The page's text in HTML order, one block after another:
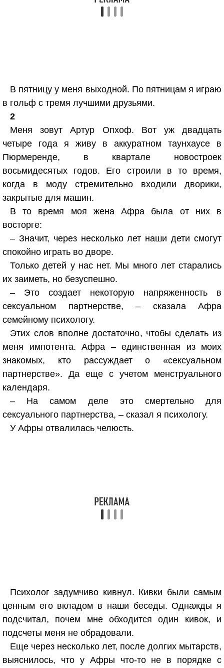
В пятницу у меня выходной. По пятницам я играю
в гольф с тремя лучшими друзьями.
2
Меня зовут Артур Опхоф. Вот уж двадцать
четыре года я живу в аккуратном таунхаусе в
Пюрмеренде, в квартале новостроек
восьмидесятых годов. Его строили в то время,
когда в моду стремительно входили дворики,
закрытые для машин.
В то время моя жена Афра была от них в
восторге:
– Значит, через несколько лет наши дети смогут
спокойно играть во дворе.
Только детей у нас нет. Мы много лет старались
их заиметь, но безуспешно.
– Это создает некоторую напряженность в
сексуальном партнерстве, – сказала Афра
семейному психологу.
Этих слов вполне достаточно, чтобы сделать из
меня импотента. Афра – единственная из моих
знакомых, кто рассуждает о «сексуальном
партнерстве». Да еще с учетом менструального
календаря.
– На самом деле это смертельно для
сексуального партнерства, – сказал я психологу.
У Афры отвалилась челюсть.
Психолог задумчиво кивнул. Кивки были самым
ценным его вкладом в наши беседы. Однажды я
подсчитал, почем мне обходится один кивок, и
подсчеты меня не обрадовали.
Еще через несколько лет, после долгих мытарств,
выяснилось, что у Афры что-то не в порядке с